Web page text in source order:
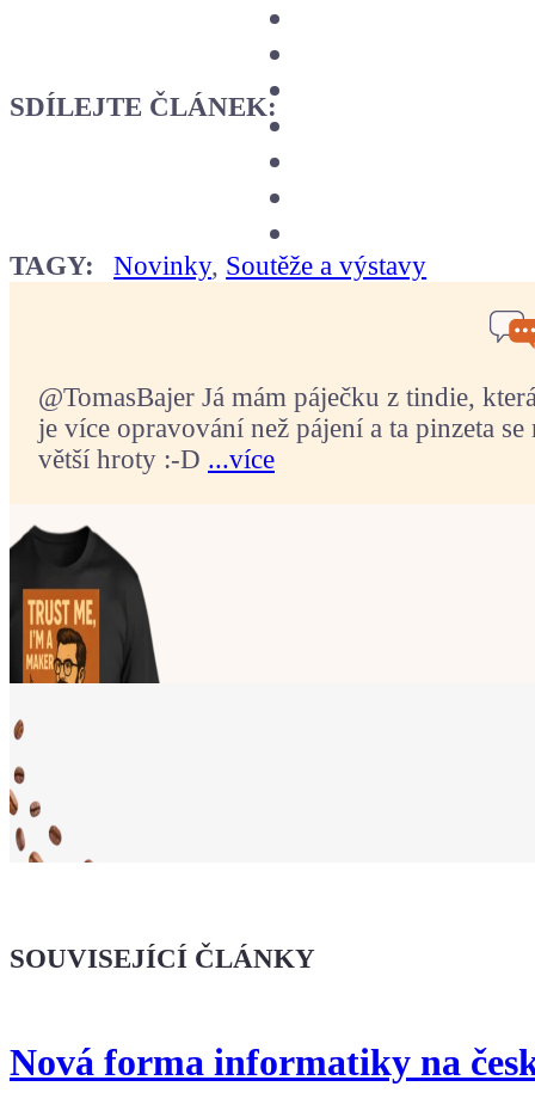
SDÍLEJTE ČLÁNEK:
TAGY: Novinky, Soutěže a výstavy
@TomasBajer Já mám páječku z tindie,
je více opravování než pájení a ta pinzeta
větší hroty :-D ...více
že jsi Maker!
Kafe pro Chiptrona
SOUVISEJÍCÍ ČLÁNKY
Nová forma informatiky na